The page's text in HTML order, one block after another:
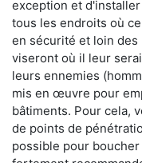
exception et
tous les endroits où
en sécurité et loin des
viseront où il leur
leurs ennemies
mis en œuvre pour
bâtiments. Pour cela,
de points de
possible pour